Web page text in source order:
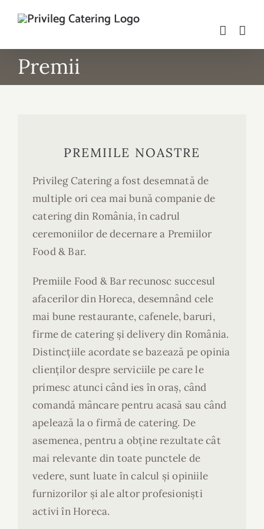
Premii
PREMIILE NOASTRE
Privileg Catering a fost desemnată de
multiple ori cea mai bună companie de
catering din România, în cadrul
ceremoniilor de decernare a Premiilor
Food & Bar.
Premiile Food & Bar recunosc succesul
afacerilor din Horeca, desemnând cele
mai bune restaurante, cafenele, baruri,
firme de catering și delivery din România.
Distincțiile acordate se bazează pe opinia
clienților despre serviciile pe care le
primesc atunci când ies în oraș, când
comandă mâncare pentru acasă sau când
apelează la o firmă de catering. De
asemenea, pentru a obține rezultate cât
mai relevante din toate punctele de
vedere, sunt luate în calcul și opiniile
furnizorilor și ale altor profesioniști
activi în Horeca.